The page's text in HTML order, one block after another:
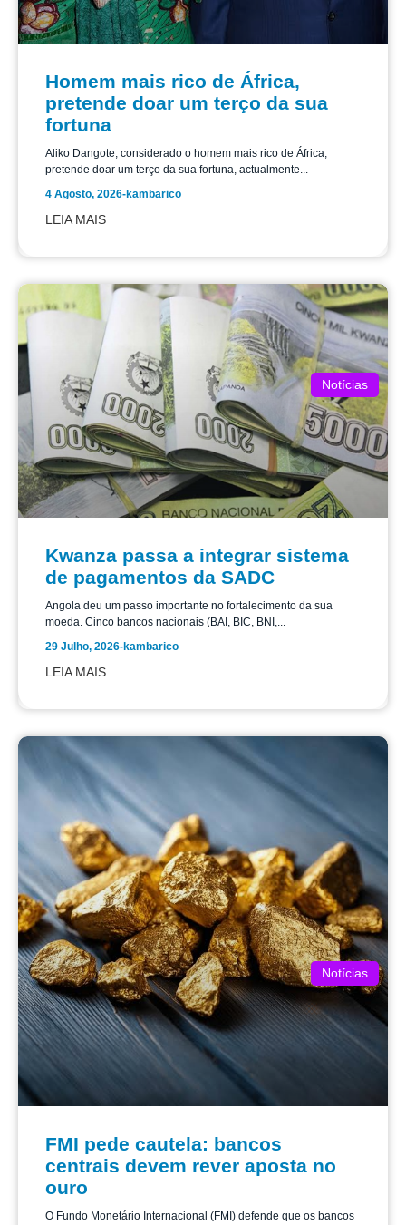
Homem mais rico de África,
pretende doar um terço da sua
fortuna
Aliko Dangote, considerado o homem mais rico de África,
pretende doar um terço da sua fortuna, actualmente...
4 Agosto, 2026-kambarico
LEIA MAIS
Notícias
Kwanza passa a integrar sistema
de pagamentos da SADC
Angola deu um passo importante no fortalecimento da sua
moeda. Cinco bancos nacionais (BAI, BIC, BNI,...
29 Julho, 2026-kambarico
LEIA MAIS
Notícias
FMI pede cautela: bancos
centrais devem rever aposta no
ouro
O Fundo Monetário Internacional (FMI) defende que os bancos